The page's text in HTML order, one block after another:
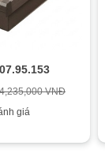
4,235,000 VNĐ
giá